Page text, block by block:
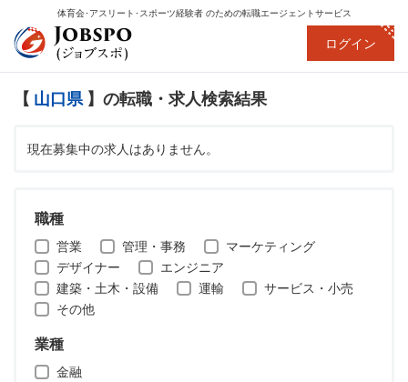
体育会･アスリート･スポーツ経験者のための転職エージェントサービス
ログイン
【 山口県 】の転職・求人検索結果
現在募集中の求人はありません。
職種
営業 管理・事務
マーケティング
デザイナー
エンジニア
建築・土木・設備
運輸
サービス・小売
その他
業種
金融